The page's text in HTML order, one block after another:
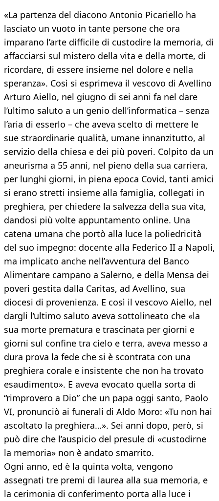
«La partenza del diacono Antonio Picariello ha
lasciato un vuoto in tante persone che ora
imparano l’arte difficile di custodire la memoria, di
affacciarsi sul mistero della vita e della morte, di
ricordare, di essere insieme nel dolore e nella
speranza». Così si esprimeva il vescovo di Avellino
Arturo Aiello, nel giugno di sei anni fa nel dare
l’ultimo saluto a un genio dell’informatica – senza
l’aria di esserlo – che aveva scelto di mettere le
sue straordinarie qualità, umane innanzitutto, al
servizio della chiesa e dei più poveri. Colpito da un
aneurisma a 55 anni, nel pieno della sua carriera,
per lunghi giorni, in piena epoca Covid, tanti amici
si erano stretti insieme alla famiglia, collegati in
preghiera, per chiedere la salvezza della sua vita,
dandosi più volte appuntamento online. Una
catena umana che portò alla luce la poliedricità
del suo impegno: docente alla Federico II a Napoli,
ma implicato anche nell’avventura del Banco
Alimentare campano a Salerno, e della Mensa dei
poveri gestita dalla Caritas, ad Avellino, sua
diocesi di provenienza. E così il vescovo Aiello, nel
dargli l’ultimo saluto aveva sottolineato che «la
sua morte prematura e trascinata per giorni e
giorni sul confine tra cielo e terra, aveva messo a
dura prova la fede che si è scontrata con una
preghiera corale e insistente che non ha trovato
esaudimento». E aveva evocato quella sorta di
“rimprovero a Dio” che un papa oggi santo, Paolo
VI, pronunciò ai funerali di Aldo Moro: «Tu non hai
ascoltato la preghiera…». Sei anni dopo, però, si
può dire che l’auspicio del presule di «custodirne
la memoria» non è andato smarrito.
Ogni anno, ed è la quinta volta, vengono
assegnati tre premi di laurea alla sua memoria, e
la cerimonia di conferimento porta alla luce i